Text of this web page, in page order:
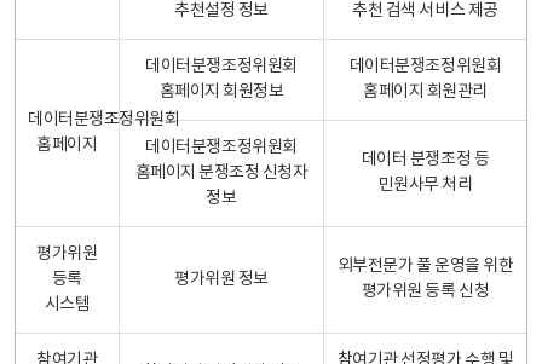
추천설정 정보 추천 검색 서비스 제공
데이터분쟁조정위원회
홈페이지
데이터분쟁조정위원회
홈페이지 회원정보
데이터분쟁조정위원회
홈페이지 회원관리
데이터분쟁조정위원회
홈페이지 분쟁조정 신청자
정보
데이터 분쟁조정 등
민원사무 처리
평가위원
등록
시스템
평가위원 정보
외부전문가 풀 운영을 위한
평가위원 등록 신청